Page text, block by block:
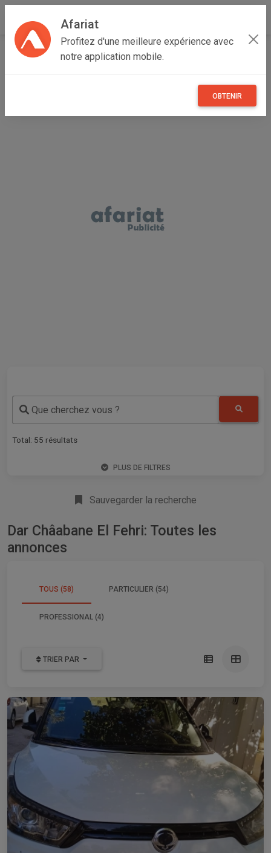
Afariat
Profitez d'une meilleure expérience avec
notre application mobile.
OBTENIR
Accueil Recherche Cap bon - Sahel
Que cherchez vous ?
Total: 55 résultats
PLUS DE FILTRES
Sauvegarder la recherche
Dar Châabane El Fehri: Toutes les
annonces
TOUS (58) PARTICULIER (54)
PROFESSIONAL (4)
TRIER PAR